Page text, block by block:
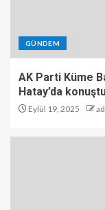
GÜNDEM
AK Parti Küme
Hatay’da
Eylül 19, 2025